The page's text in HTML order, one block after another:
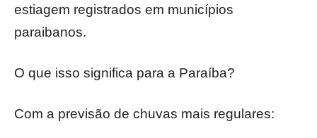
estiagem registrados em municípios
paraibanos.
O que isso significa para a Paraíba?
Com a previsão de chuvas mais regulares: